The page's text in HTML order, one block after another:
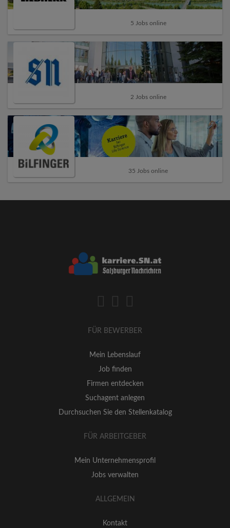
5 Jobs online
2 Jobs online
35 Jobs online
FÜR BEWERBER
Mein Lebenslauf
Job finden
Firmen entdecken
Suchagent anlegen
Durchsuchen Sie den Stellenkatalog
FÜR ARBEITGEBER
Mein Unternehmensprofil
Jobs verwalten
ALLGEMEIN
Kontakt